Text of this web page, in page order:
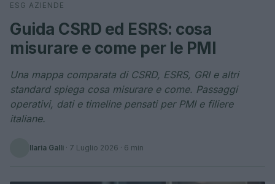
Cerca
ESG AZIENDE
Guida CSRD ed ESRS: cosa
misurare e come per le PMI
Una mappa comparata di CSRD, ESRS, GRI e altri
standard spiega cosa misurare e come. Passaggi
operativi, dati e timeline pensati per PMI e filiere
italiane.
Ilaria Galli · 7 Luglio 2026 · 6 min